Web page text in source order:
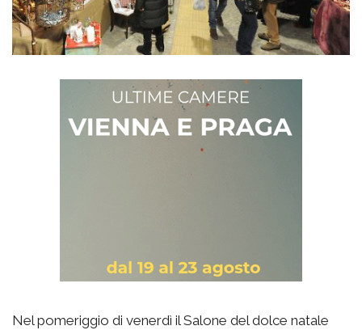
Nel pomeriggio di venerdì il Salone del dolce natale